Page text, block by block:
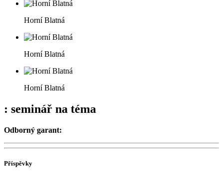
Horní Blatná
Horní Blatná
Horní Blatná
: seminář na téma
Odborný garant:
Příspěvky